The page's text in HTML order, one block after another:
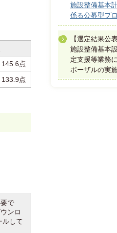
145.6点
133.9点
で
ンロ
ルして
施設整備基本
係る公募型プ
【選定結果公
施設整備基本
定支援等業務
ポーザルの実